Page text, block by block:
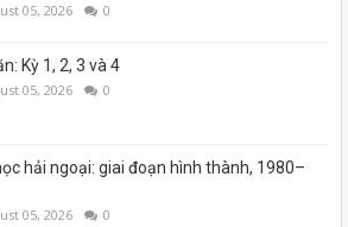
05, 2026 0
Kỳ 1, 2, 3 và 4
05, 2026 0
hải ngoại: giai đoạn hình thành, 1980–
05, 2026 0